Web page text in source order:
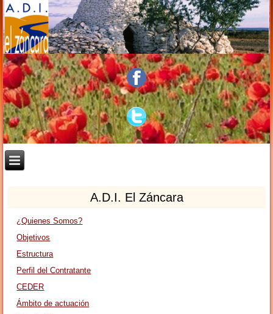
A.D.I. El Záncara
¿Quienes Somos?
Objetivos
Estructura
Perfil del Contratante
CEDER
Ámbito de actuación